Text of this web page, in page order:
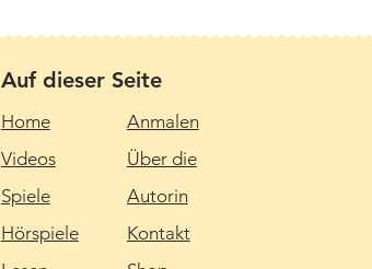
Auf dieser Seite
Home
Videos
Spiele
Hörspiele
Anmalen
Über die
Autorin
Kontakt